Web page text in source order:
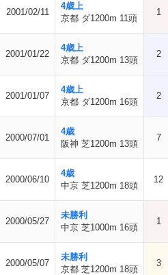
2001/02/11
4歳上
京都 ダ1200m 11頭
1
2001/01/22
4歳上
京都 ダ1200m 13頭
2
2001/01/07
4歳上
京都 ダ1200m 16頭
2
2000/07/01
4歳
阪神 芝1200m 13頭
7
2000/06/10
4歳
中京 芝1200m 18頭
12
2000/05/27
未勝利
中京 芝1000m 16頭
1
2000/05/07
未勝利
京都 芝1200m 18頭
3